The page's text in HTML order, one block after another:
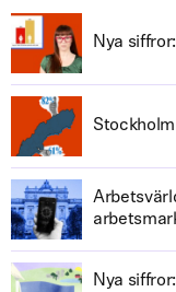
Nya
Nya